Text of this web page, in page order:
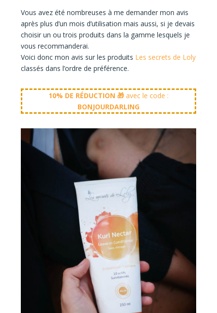
Vous avez été nombreuses à me demander mon avis
après plus d’un mois d’utilisation mais aussi, si je devais
choisir un ou trois produits dans la gamme lesquels je
vous recommanderai.
Voici donc mon avis sur les produits Les secrets de Loly
classés dans l’ordre de préférence.
10% DE RÉDUCTION 🎁 avec le code :
BONJOURDARLING